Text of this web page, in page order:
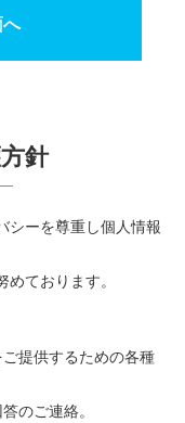
針
シーを尊重し個人情報
ております。
提供するための各種
のご連絡。